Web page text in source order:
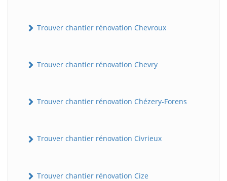
Trouver chantier rénovation Chevroux
Trouver chantier rénovation Chevry
Trouver chantier rénovation Chézery-Forens
Trouver chantier rénovation Civrieux
Trouver chantier rénovation Cize